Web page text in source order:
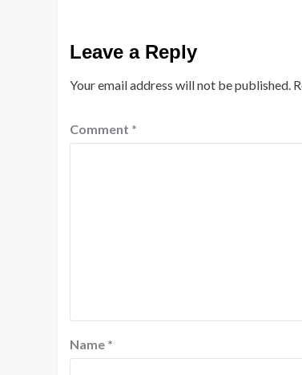
Leave a Reply
Your email address will not be published.
Comment *
Name *